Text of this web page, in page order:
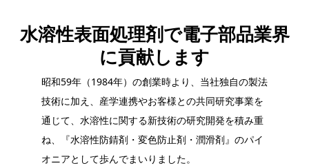
水溶性表面処理剤で電子部品業界
に貢献します
昭和59年（1984年）の創業時より、当社独自の製法
技術に加え、産学連携やお客様との共同研究事業を
通じて、水溶性に関する新技術の研究開発を積み重
ね、『水溶性防錆剤・変色防止剤・潤滑剤』のパイ
オニアとして歩んでまいりました。